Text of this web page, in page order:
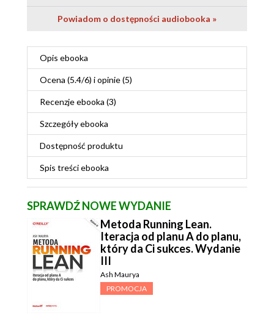
Powiadom o dostępności audiobooka »
Opis ebooka
Ocena (5.4/6) i opinie (5)
Recenzjeebooka (3)
Szczegółyebooka
Dostępność produktu
Spis treściebooka
SPRAWDŹ NOWE WYDANIE
Metoda Running Lean.
Iteracja od planu A do planu,
który da Ci sukces. Wydanie
III
Ash Maurya
PROMOCJA